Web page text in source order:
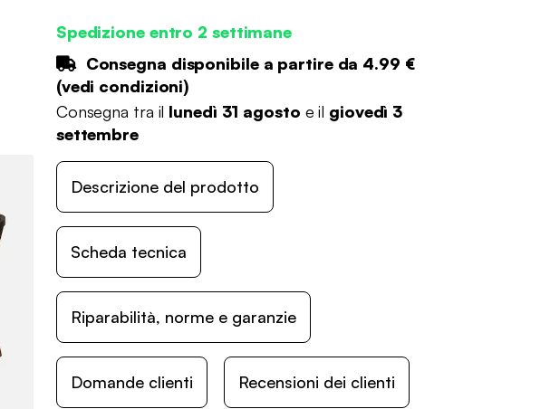
Spedizione entro 2 settimane
Consegna disponibile a partire da 4.99 €
(vedi condizioni)
Consegna tra il lunedì 31 agosto e il giovedì 3
settembre
Descrizione del prodotto
Scheda tecnica
Riparabilità, norme e garanzie
Domande clienti Recensioni dei clienti